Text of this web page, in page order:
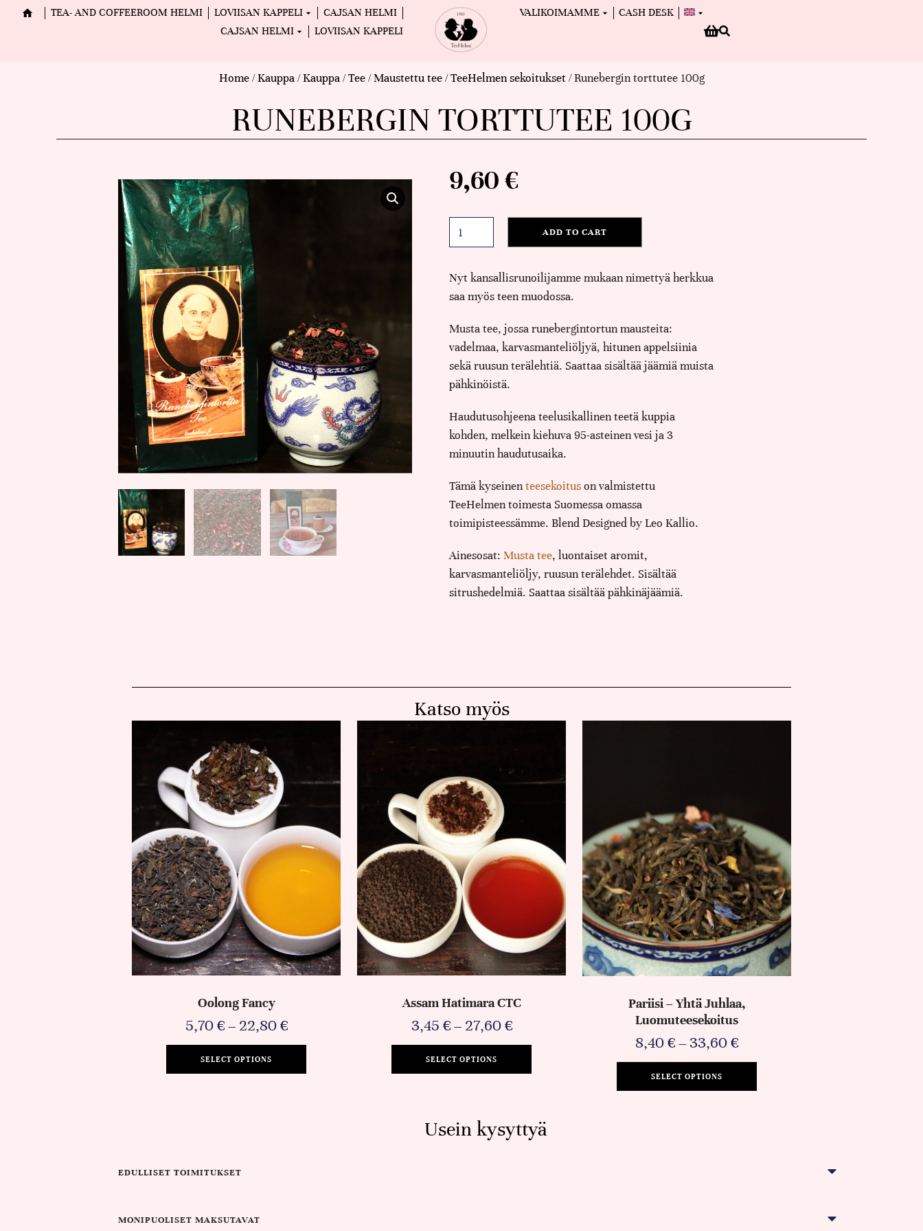
TEA- AND COFFEEROOM HELMI LOVIISAN KAPPELI
CAJSAN HELMI
CAJSAN HELMI
LOVIISAN KAPPELI
VALIKOIMAMME CASH DESK
Home/Kauppa/Kauppa/Tee/Maustettu tee/TeeHelmen sekoitukset / Runebergin torttutee 100g
RUNEBERGIN TORTTUTEE 100G
9,60€
ADD TO CART
Nyt kansallisrunoilijamme mukaan nimettyä herkkua
saa myös teen muodossa.
Musta tee, jossa runebergintortun mausteita:
vadelmaa, karvasmanteliöljyä, hitunen appelsiinia
sekä ruusun terälehtiä. Saattaa sisältää jäämiä muista
pähkinöistä.
Haudutusohjeena teelusikallinen teetä kuppia
kohden, melkein kiehuva 95-asteinen vesi ja 3
minuutin haudutusaika.
Tämä kyseinenteesekoituson valmistettu
TeeHelmen toimesta Suomessa omassa
toimipisteessämme. Blend Designed by Leo Kallio.
Ainesosat: Musta tee, luontaiset aromit,
karvasmanteliöljy, ruusun terälehdet. Sisältää
sitrushedelmiä. Saattaa sisältää pähkinäjäämiä.
Katso myös
Oolong Fancy
5,70€ – 22,80€
SELECT OPTIONS
Assam Hatimara CTC
3,45 € – 27,60€
SELECT OPTIONS
Pariisi – Yhtä Juhlaa,
Luomuteesekoitus
8,40€– 33,60€
SELECT OPTIONS
Usein kysyttyä
EDULLISET TOIMITUKSET
MONIPUOLISET MAKSUTAVAT